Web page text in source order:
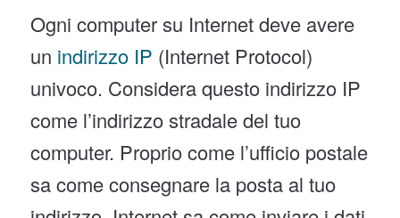
Ogni computer su Internet deve avere
un indirizzo IP (Internet Protocol)
univoco. Considera questo indirizzo IP
come l’indirizzo stradale del tuo
computer. Proprio come l’ufficio postale
sa come consegnare la posta al tuo